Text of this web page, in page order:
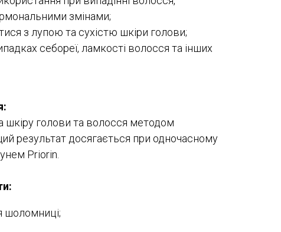
змінами;
з лупою та сухістю шкіри голови;
себореї, ламкості волосся та інших
голови та волосся методом
результат досягається при одночасному
Priorin.
шоломниці;